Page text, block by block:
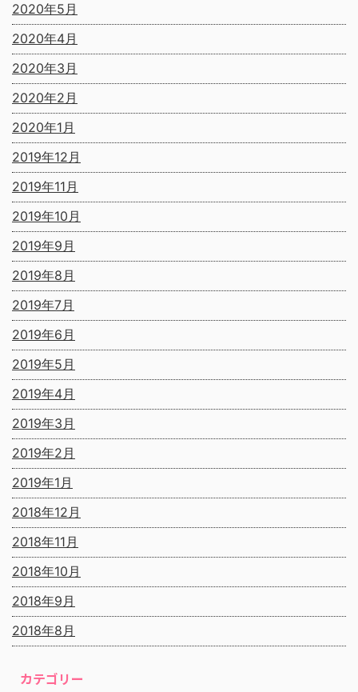
2020年5月
2020年4月
2020年3月
2020年2月
2020年1月
2019年12月
2019年11月
2019年10月
2019年9月
2019年8月
2019年7月
2019年6月
2019年5月
2019年4月
2019年3月
2019年2月
2019年1月
2018年12月
2018年11月
2018年10月
2018年9月
2018年8月
カテゴリー